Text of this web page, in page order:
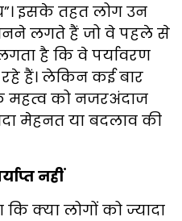
इसके तहत लोग उन
लगते हैं जो वे पहले से
है कि वे पर्यावरण
हैं। लेकिन कई बार
महत्व को नजरअंदाज
मेहनत या बदलाव की
नहीं
क्या लोगों को ज्यादा